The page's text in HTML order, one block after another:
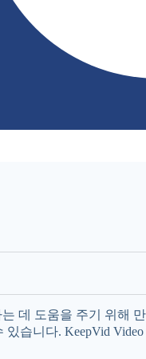
데 도움을 주기 위해
습니다. KeepVid